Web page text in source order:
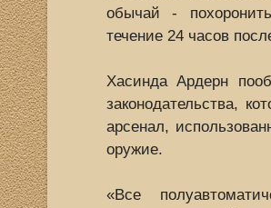
обычай -
течение 24 часов
Хасинда Ардерн
законодательства,
арсенал,
оружие.
«Все